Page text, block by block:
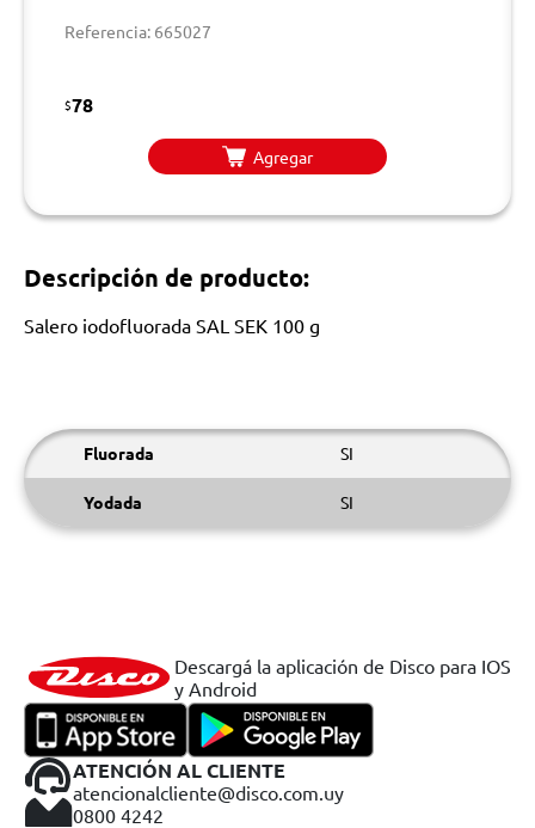
Referencia: 665027
$78
Agregar
Descripción de producto:
Salero iodofluorada SAL SEK 100 g
Fluorada SI
Yodada SI
Descargá la aplicación de Disco para IOS
y Android
ATENCIÓN AL CLIENTE
atencionalcliente@disco.com.uy
0800 4242